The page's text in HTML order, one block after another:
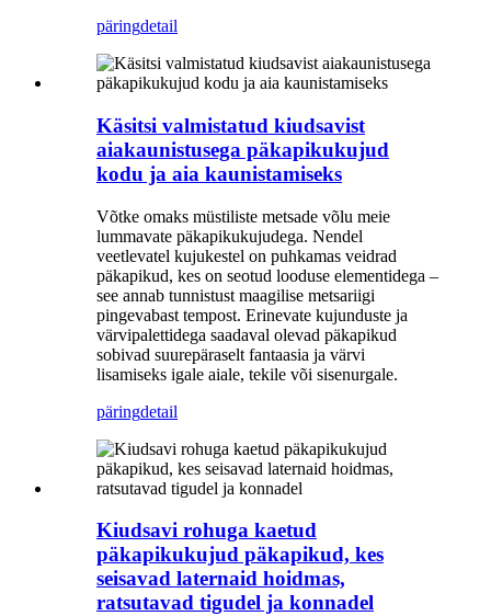
päringdetail
Käsitsi valmistatud kiudsavist
aiakaunistusega päkapikukujud
kodu ja aia kaunistamiseks
Võtke omaks müstiliste metsade võlu meie
lummavate päkapikukujudega. Nendel
veetlevatel kujukestel on puhkamas veidrad
päkapikud, kes on seotud looduse elementidega –
see annab tunnistust maagilise metsariigi
pingevabast tempost. Erinevate kujunduste ja
värvipalettidega saadaval olevad päkapikud
sobivad suurepäraselt fantaasia ja värvi
lisamiseks igale aiale, tekile või sisenurgale.
päringdetail
Kiudsavi rohuga kaetud
päkapikukujud päkapikud, kes
seisavad laternaid hoidmas,
ratsutavad tigudel ja konnadel